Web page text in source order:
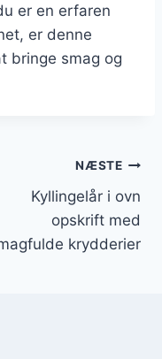
er en erfaren
er denne
bringe smag og
NÆSTE
Kyllingelår i ovn
opskrift med
krydderier